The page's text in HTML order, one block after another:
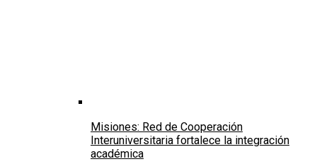
Misiones: Red de Cooperación
Interuniversitaria fortalece la integración
académica